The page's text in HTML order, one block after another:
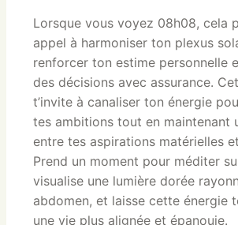
Lorsque vous voyez 08h08, cela
appel à harmoniser ton plexus
renforcer ton estime personnelle
des décisions avec assurance.
t’invite à canaliser ton énergie
tes ambitions tout en maintenant
entre tes aspirations matérielles
Prend un moment pour méditer
visualise une lumière dorée
abdomen, et laisse cette énergie
une vie plus alignée et épanouie.